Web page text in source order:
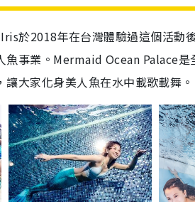
於2018年在台灣體驗過這個活
魚事業。Mermaid Ocean Palace
大家化身美人魚在水中載歌載舞。